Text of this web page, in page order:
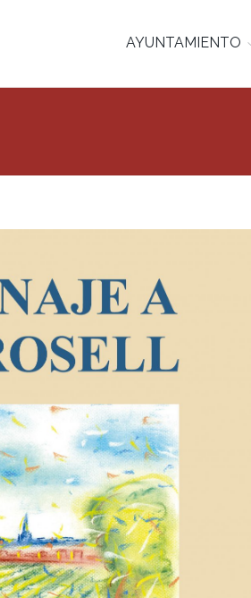
AYUNTAMIENTO